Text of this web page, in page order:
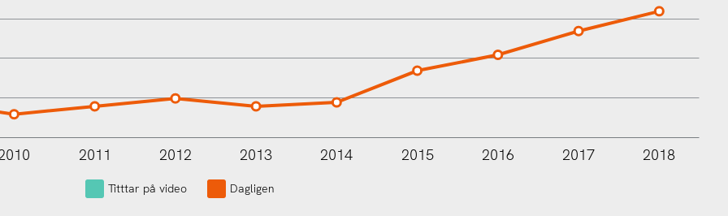
2011 2012 2013 2014 2015 2016 2017 2018
Titttar på video Dagligen